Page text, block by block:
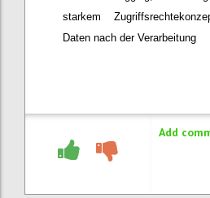
starkem
Daten nach der Verarbeitung
Add